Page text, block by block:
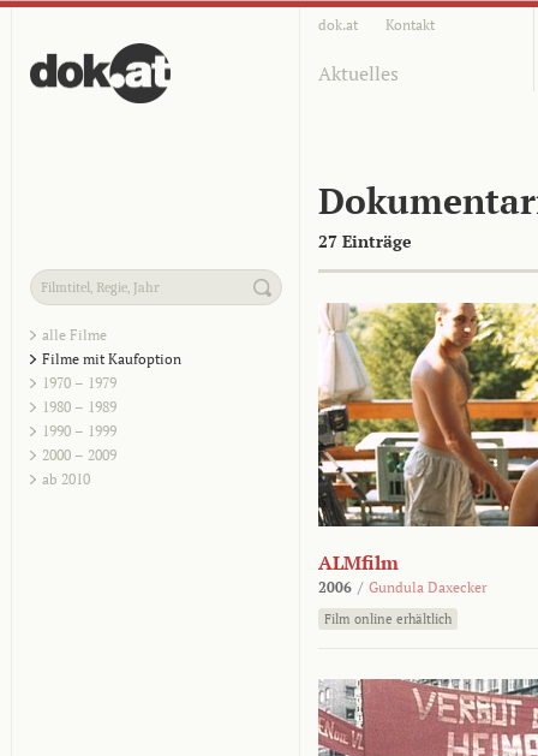
dok.at Kontakt
Aktuelles
27 Einträge
alle Filme
Filme mit Kaufoption
1970 – 1979
1980 – 1989
1990 – 1999
2000 – 2009
ab 2010
ALMfilm
2006 / Gundula Daxecker
Film online erhältlich